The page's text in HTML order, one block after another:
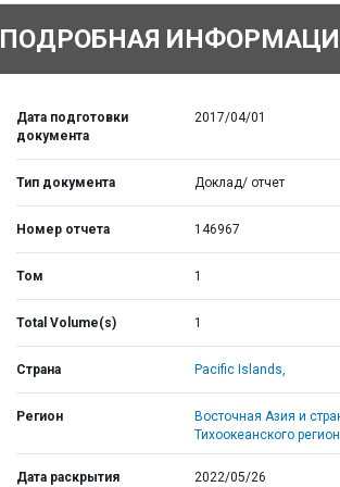
ПОДРОБНАЯ
Дата подготовки
документа
2017/04/01
Тип документа Доклад/ отчет
Номер отчета 146967
Том 1
Total Volume(s) 1
Страна Pacific Islands,
Регион
Восточная Азия и
Тихоокеанского
Дата раскрытия
2022/05/26